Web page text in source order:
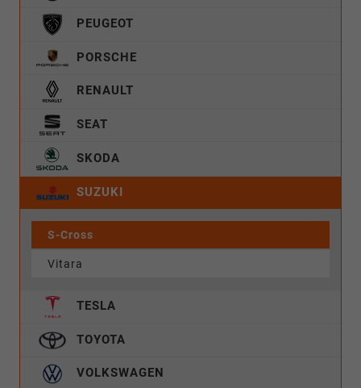
PEUGEOT
PORSCHE
RENAULT
SEAT
SKODA
SUZUKI
S-Cross
Vitara
TESLA
TOYOTA
VOLKSWAGEN